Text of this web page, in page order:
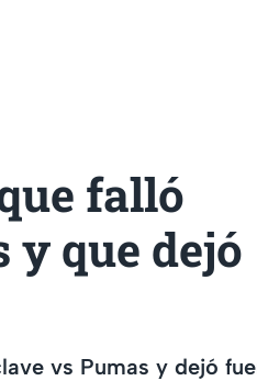
falló
que dejó
vs Pumas y dejó